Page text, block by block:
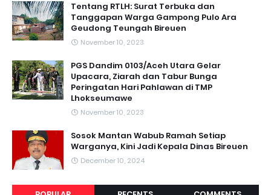
Tentang RTLH: Surat Terbuka dan
Tanggapan Warga Gampong Pulo Ara
Geudong Teungah Bireuen
November 10, 2023
PGS Dandim 0103/Aceh Utara Gelar
Upacara, Ziarah dan Tabur Bunga
Peringatan Hari Pahlawan di TMP
Lhokseumawe
November 10, 2023
Sosok Mantan Wabub Ramah Setiap
Warganya, Kini Jadi Kepala Dinas Bireuen
December 10, 2024